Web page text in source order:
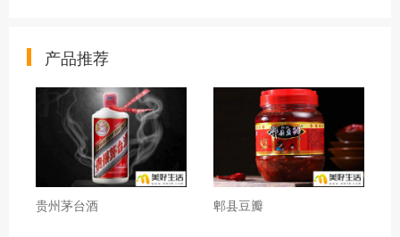
产品推荐
贵州茅台酒 郫县豆瓣